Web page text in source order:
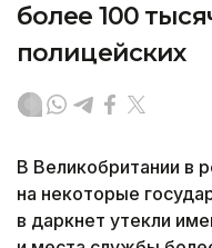
более 100
полицейских
В Великобритании в
на некоторые
в даркнет утекли